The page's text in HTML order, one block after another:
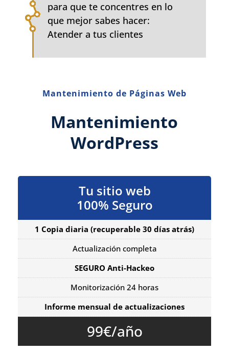
para que te concentres en lo
que mejor sabes hacer:
Atender a tus clientes
Mantenimiento de Páginas Web
Mantenimiento
WordPress
Tu sitio web
100% Seguro
1 Copia diaria (recuperable 30 días atrás)
Actualización completa
SEGURO Anti-Hackeo
Monitorización 24 horas
Informe mensual de actualizaciones
99€/año